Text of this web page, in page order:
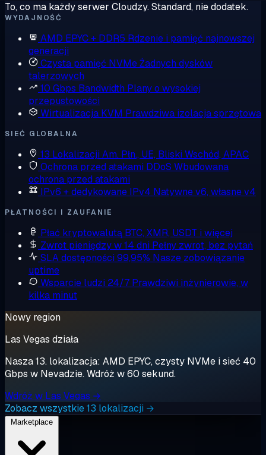
To, co ma każdy serwer Cloudzy. Standard, nie dodatek.
WYDAJNOŚĆ
AMD EPYC + DDR5 Rdzenie i pamięć najnowszej
generacji
Czysta pamięć NVMeŻadnych dysków
talerzowych
10 Gbps Bandwidth Plany o wysokiej
przepustowości
Wirtualizacja KVM Prawdziwa izolacja sprzętowa
SIEĆ GLOBALNA
13 Lokalizacji Am. Płn., UE, Bliski Wschód, APAC
Ochrona przed atakami DDoS Wbudowana
ochrona przed atakami
IPv6 + dedykowane IPv4 Natywne v6, własne v4
PŁATNOŚCI I ZAUFANIE
Płać kryptowalutą BTC, XMR, USDT i więcej
Zwrot pieniędzy w 14 dni Pełny zwrot, bez pytań
SLA dostępności 99,95% Nasze zobowiązanie
uptime
Wsparcie ludzi 24/7 Prawdziwi inżynierowie, w
kilka minut
Nowy region
Las Vegas działa
Nasza 13. lokalizacja: AMD EPYC, czysty NVMe i sieć 40
Gbps w Nevadzie. Wdróż w 60 sekund.
Wdróż w Las Vegas →
Zobacz wszystkie 13 lokalizacji →